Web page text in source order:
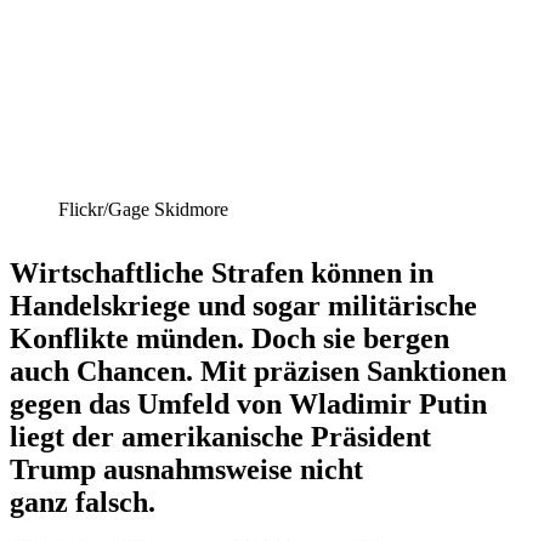
Flickr/​Gage Skidmore
Wirtschaft­liche Strafen können in
Handels­kriege und sogar militä­rische
Konflikte münden. Doch sie bergen
auch Chancen. Mit präzisen Sanktionen
gegen das Umfeld von Wladimir Putin
liegt der ameri­ka­nische Präsident
Trump ausnahms­weise nicht
ganz falsch.